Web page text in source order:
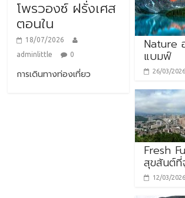
โพรวองซ์ ฝรั่งเศส
ตอนใน
18/07/2026
adminlittle
0
การเดินทางท่องเที่ยว
Nature
แบมฟ์
26/03/2026
Fresh
สุขสันต์ที่
12/03/2026